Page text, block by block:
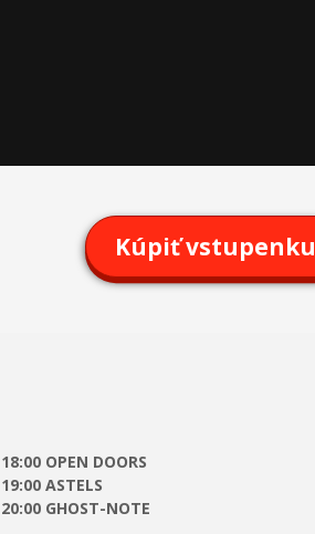
Kúpiť vstupenku
18:00 OPEN DOORS
19:00 ASTELS
20:00 GHOST-NOTE